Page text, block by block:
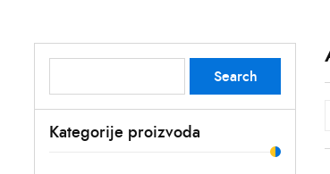
for:
Search
Kategorije proizvoda